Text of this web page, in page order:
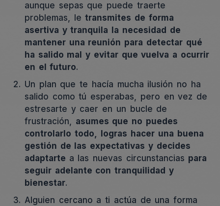
aunque sepas que puede traerte
problemas, letransmites de forma
asertiva y tranquila la necesidad de
mantener una reunión para detectar qué
ha salido mal y evitar que vuelva a ocurrir
en el futuro.
Un plan que te hacía mucha ilusión no ha
salido como tú esperabas, pero en vez de
estresarte y caer en un bucle de
frustración, asumes que no puedes
controlarlo todo,
logras hacer una buena
gestión de las expectativas y decides
adaptarte a las nuevas circunstancias para
seguir adelante con tranquilidad y
bienestar.
Alguien cercano a ti actúa de una forma